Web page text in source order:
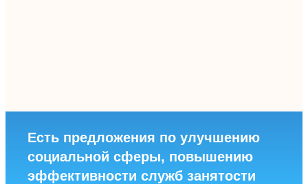
Есть предложения по улучшению
социальной сферы, повышению
эффективности служб занятости